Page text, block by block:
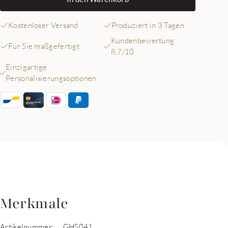
Kostenloser Versand Produziert in 3 Tagen
Für Sie maßgefertigt
Kundenbewertung
8,7/10
Einzigartige
Personalisierungsoptionen
Merkmale